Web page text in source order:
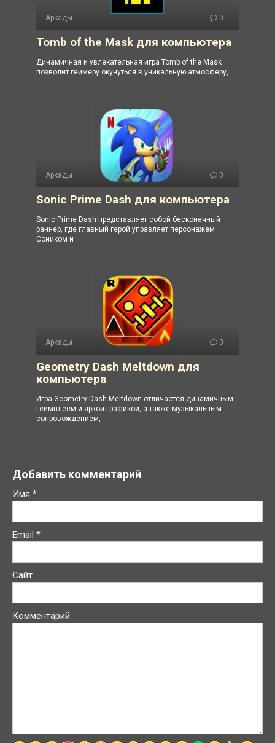
Аркады 0
Tomb of the Mask для компьютера
Динамичная и увлекательная игра Tomb of the Mask
позволит геймеру окунуться в уникальную атмосферу,
Аркады 0
Sonic Prime Dash для компьютера
Sonic Prime Dash представляет собой бесконечный
раннер, где главный герой управляет персонажем
Соником и
Аркады 0
Geometry Dash Meltdown для
компьютера
Игра Geometry Dash Meltdown отличается динамичным
геймплеем и яркой графикой, а также музыкальным
сопровождением,
Добавить комментарий
Имя *
Email *
Сайт
Комментарий